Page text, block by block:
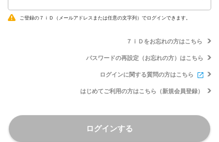
ご登録の７ｉＤ（メールアドレスまたは任意の文字列）でログインできます。
７ｉＤをお忘れの方はこちら
パスワードの再設定（お忘れの方）はこちら
ログインに関する質問の方はこちら
はじめてご利用の方はこちら（新規会員登録）
ログインする